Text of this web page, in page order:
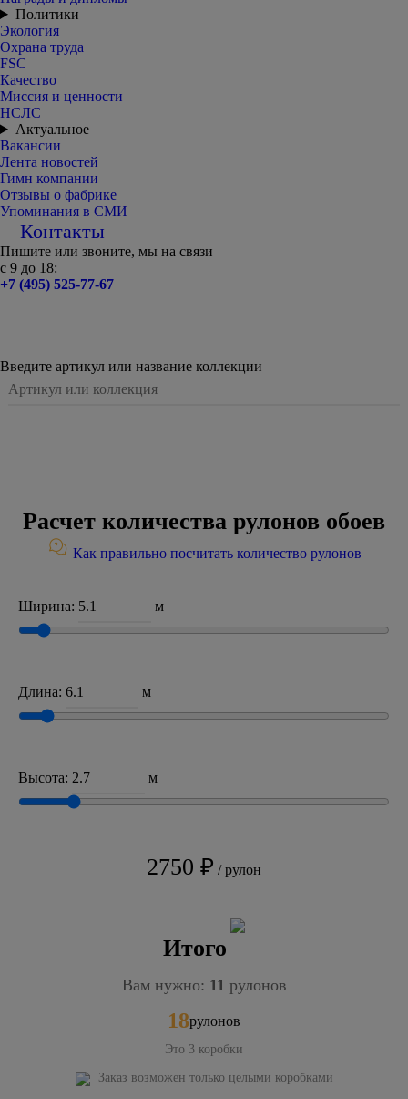
Политики
Экология
Охрана труда
FSC
Качество
Миссия и ценности
НСЛС
Актуальное
Вакансии
Лента новостей
Гимн компании
Отзывы о фабрике
Упоминания в СМИ
Контакты
Пишите или звоните, мы на связи
с 9 до 18:
+7 (495) 525-77-67
Введите артикул или название коллекции
Расчет количества рулонов обоев
Как правильно посчитать количество рулонов
Ширина: м
Длина: м
Высота: м
2750 ₽ / рулон
Итого
Вам нужно: 11 рулонов
18рулонов
Это 3 коробки
Заказ возможен только целыми коробками